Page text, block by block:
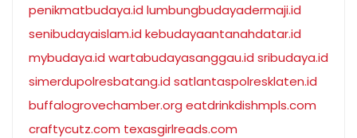
penikmatbudaya.id lumbungbudayadermaji.id
senibudayaislam.id kebudayaantanahdatar.id
mybudaya.id wartabudayasanggau.id sribudaya.id
simerdupolresbatang.id satlantaspolresklaten.id
buffalogrovechamber.org eatdrinkdishmpls.com
craftycutz.com texasgirlreads.com